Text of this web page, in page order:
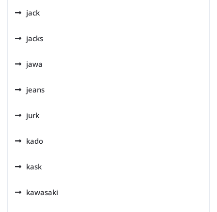
jack
jacks
jawa
jeans
jurk
kado
kask
kawasaki